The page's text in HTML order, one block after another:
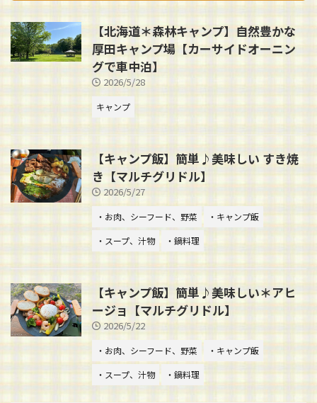
【北海道＊森林キャンプ】自然豊かな
厚田キャンプ場【カーサイドオーニン
グで車中泊】
2026/5/28
キャンプ
【キャンプ飯】簡単♪美味しい すき焼
き【マルチグリドル】
2026/5/27
・お肉、シーフード、野菜
・キャンプ飯
・スープ、汁物
・鍋料理
【キャンプ飯】簡単♪美味しい＊アヒ
ージョ【マルチグリドル】
2026/5/22
・お肉、シーフード、野菜
・キャンプ飯
・スープ、汁物
・鍋料理